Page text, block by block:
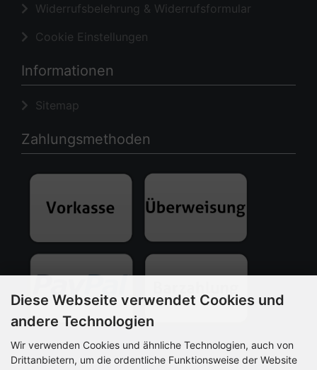
Widerrufsbelehrung & Widerrufsformular
Cookie Einstellungen
Informationen
Sitemap
Zahlungsmethoden
Diese Webseite verwendet Cookies und
andere Technologien
Wir verwenden Cookies und ähnliche Technologien, auch von
Drittanbietern, um die ordentliche Funktionsweise der Website